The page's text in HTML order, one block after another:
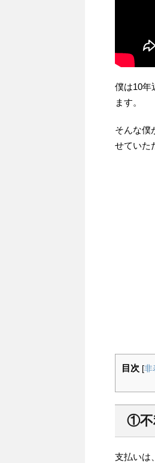
僕は10年
ます。
そんな僕
せていた
目次 [非
①不
支払いは